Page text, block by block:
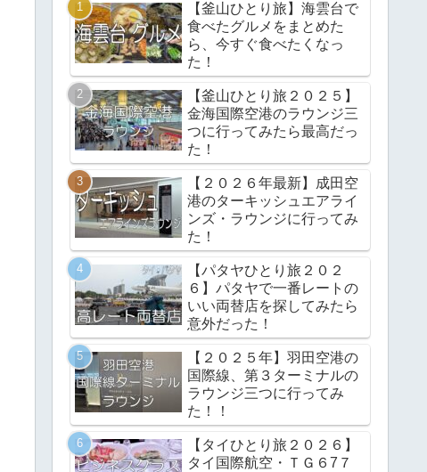
【釜山ひとり旅】海雲台で
食べたグルメをまとめた
ら、今すぐ食べたくなっ
た！
【釜山ひとり旅２０２５】
金海国際空港のラウンジ三
つに行ってみたら最高だっ
た！
【２０２６年最新】成田空
港のターキッシュエアライ
ンズ・ラウンジに行ってみ
た！
【パタヤひとり旅２０２
６】パタヤで一番レートの
いい両替店を探してみたら
意外だった！
【２０２５年】羽田空港の
国際線、第３ターミナルの
ラウンジ三つに行ってみ
た！！
【タイひとり旅２０２６】
タイ国際航空・ＴＧ６7７